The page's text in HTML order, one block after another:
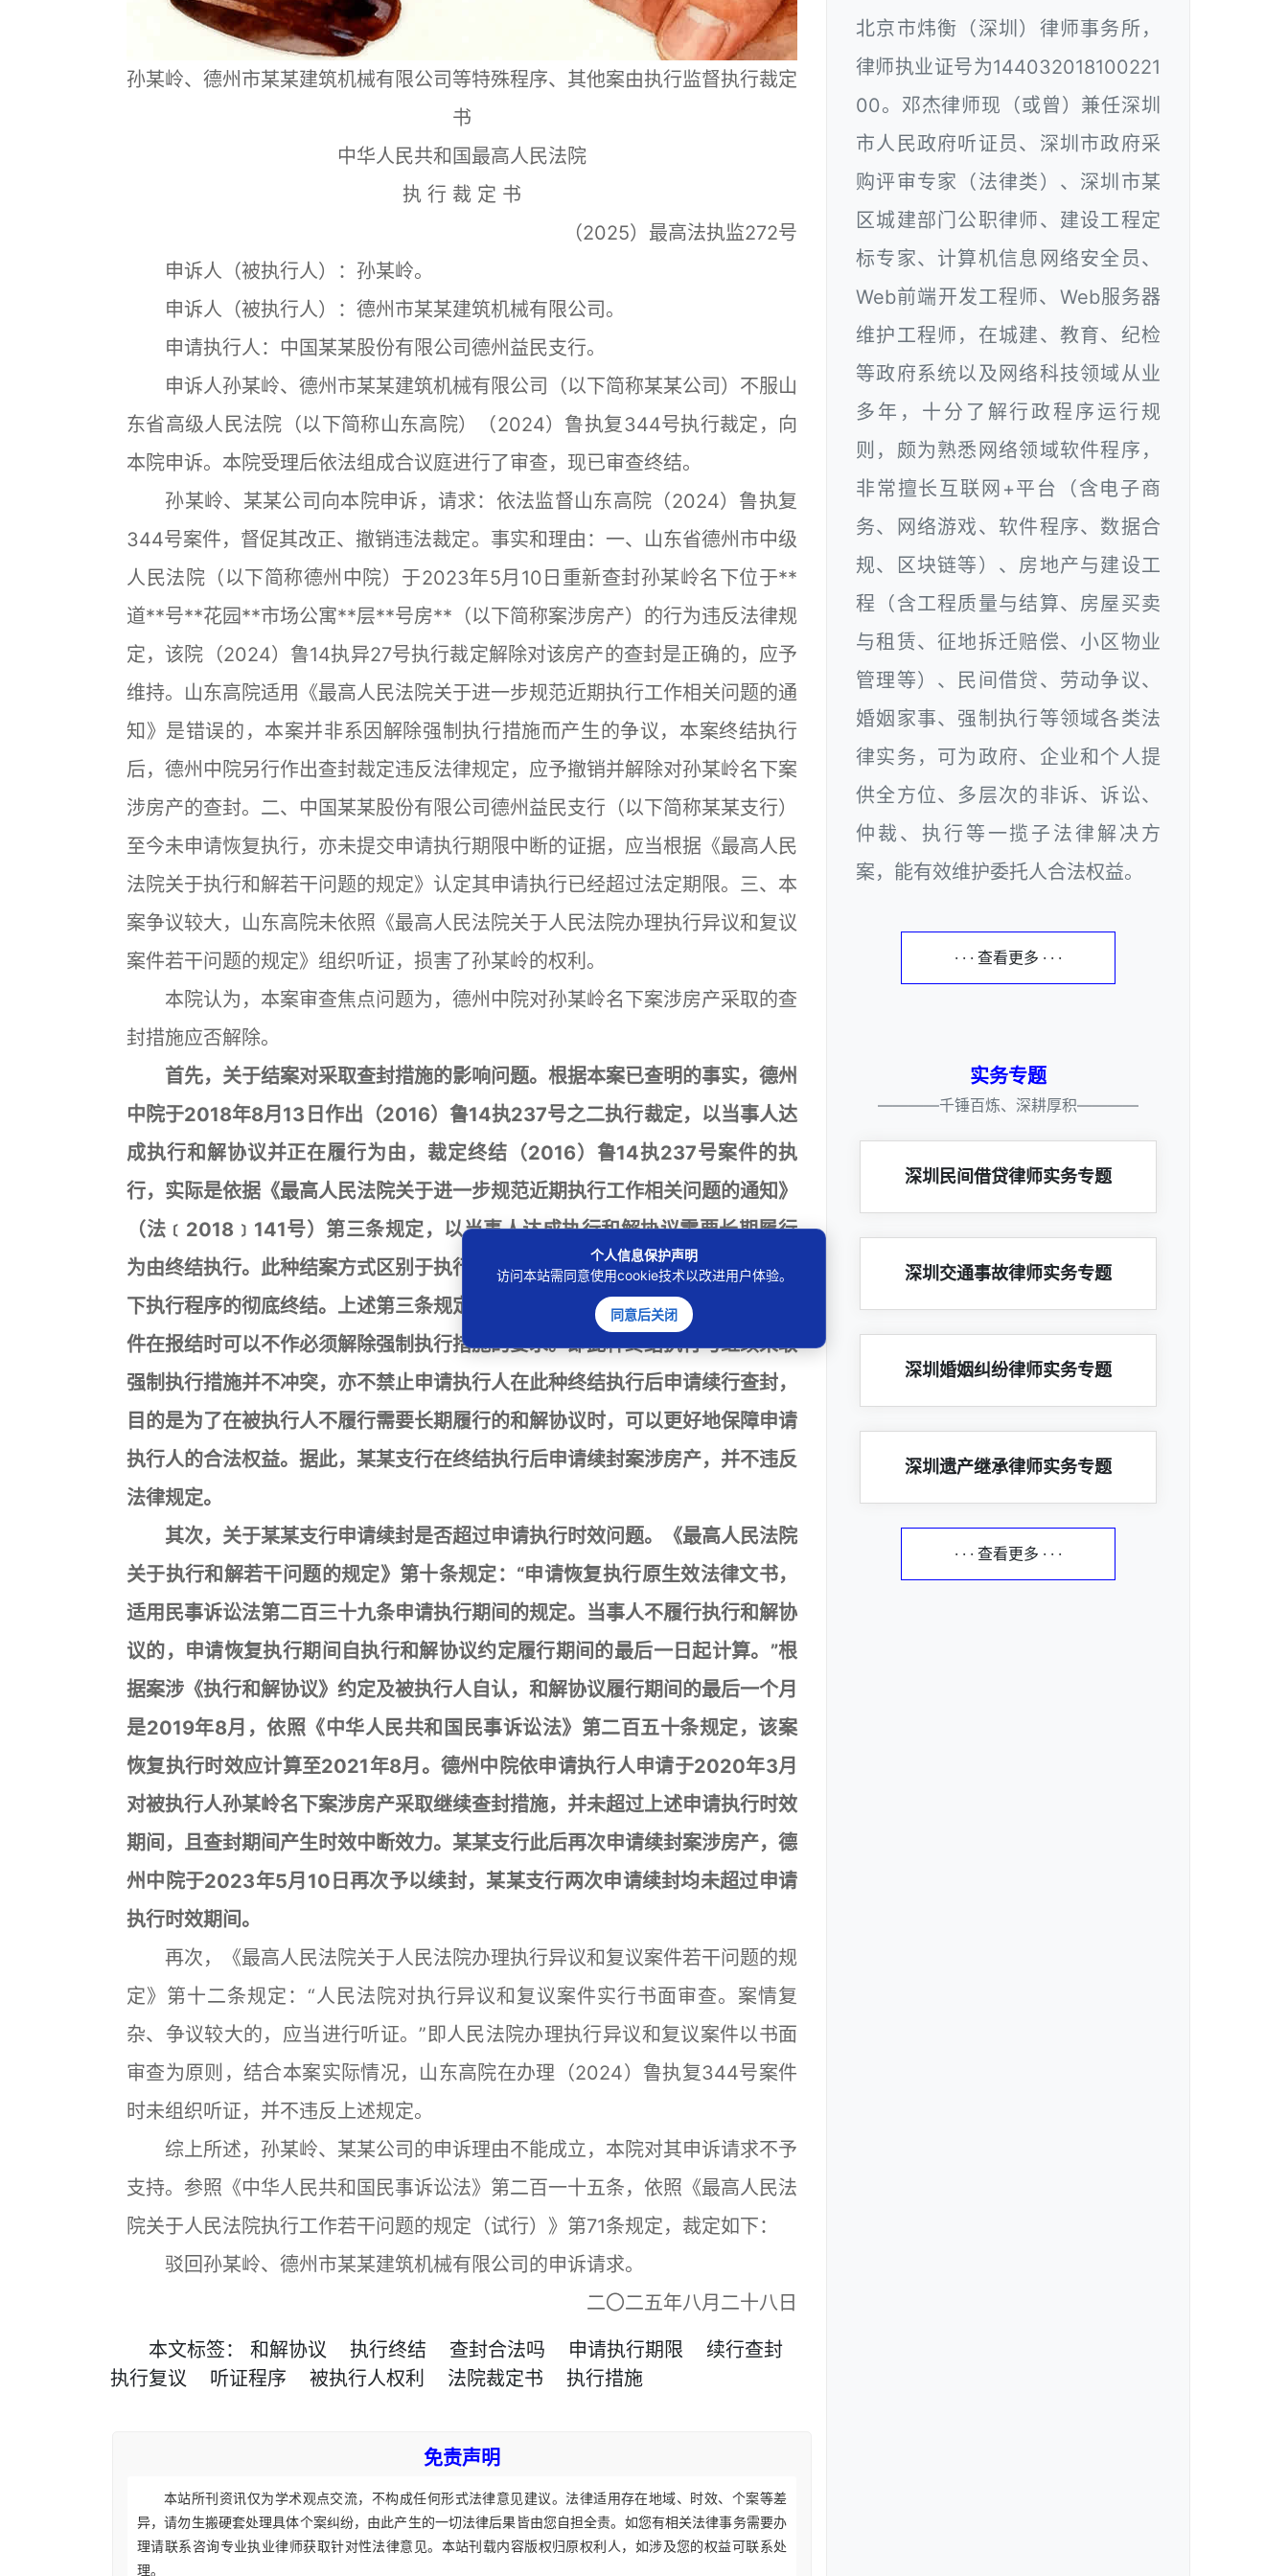
孙某岭、德州市某某建筑机械有限公司等特殊程序、其他案由执行监督执行裁定
书
中华人民共和国最高人民法院
执 行 裁 定 书
（2025）最高法执监272号
申诉人（被执行人）：孙某岭。
申诉人（被执行人）：德州市某某建筑机械有限公司。
申请执行人：中国某某股份有限公司德州益民支行。
申诉人孙某岭、德州市某某建筑机械有限公司（以下简称某某公司）不服山
东省高级人民法院（以下简称山东高院）（2024）鲁执复344号执行裁定，向
本院申诉。本院受理后依法组成合议庭进行了审查，现已审查终结。
孙某岭、某某公司向本院申诉，请求：依法监督山东高院（2024）鲁执复
344号案件，督促其改正、撤销违法裁定。事实和理由：一、山东省德州市中级
人民法院（以下简称德州中院）于2023年5月10日重新查封孙某岭名下位于**
道**号**花园**市场公寓**层**号房**（以下简称案涉房产）的行为违反法律规
定，该院（2024）鲁14执异27号执行裁定解除对该房产的查封是正确的，应予
维持。山东高院适用《最高人民法院关于进一步规范近期执行工作相关问题的通
知》是错误的，本案并非系因解除强制执行措施而产生的争议，本案终结执行
后，德州中院另行作出查封裁定违反法律规定，应予撤销并解除对孙某岭名下案
涉房产的查封。二、中国某某股份有限公司德州益民支行（以下简称某某支行）
至今未申请恢复执行，亦未提交申请执行期限中断的证据，应当根据《最高人民
法院关于执行和解若干问题的规定》认定其申请执行已经超过法定期限。三、本
案争议较大，山东高院未依照《最高人民法院关于人民法院办理执行异议和复议
案件若干问题的规定》组织听证，损害了孙某岭的权利。
本院认为，本案审查焦点问题为，德州中院对孙某岭名下案涉房产采取的查
封措施应否解除。
首先，关于结案对采取查封措施的影响问题。根据本案已查明的事实，德州
中院于2018年8月13日作出（2016）鲁14执237号之二执行裁定，以当事人达
成执行和解协议并正在履行为由，裁定终结（2016）鲁14执237号案件的执
行，实际是依据《最高人民法院关于进一步规范近期执行工作相关问题的通知》
（法﹝2018﹞141号）第三条规定，以当事人达成执行和解协议需要长期履行
为由终结执行。此种结案方式区别于执行完毕或申请执行人撤销执行申请等情形
下执行程序的彻底终结。上述第三条规定进一步规定：对该种情形终结执行的案
件在报结时可以不作必须解除强制执行措施的要求。即此种终结执行与继续采取
强制执行措施并不冲突，亦不禁止申请执行人在此种终结执行后申请续行查封，
目的是为了在被执行人不履行需要长期履行的和解协议时，可以更好地保障申请
执行人的合法权益。据此，某某支行在终结执行后申请续封案涉房产，并不违反
法律规定。
其次，关于某某支行申请续封是否超过申请执行时效问题。《最高人民法院
关于执行和解若干问题的规定》第十条规定：“申请恢复执行原生效法律文书，
适用民事诉讼法第二百三十九条申请执行期间的规定。当事人不履行执行和解协
议的，申请恢复执行期间自执行和解协议约定履行期间的最后一日起计算。”根
据案涉《执行和解协议》约定及被执行人自认，和解协议履行期间的最后一个月
是2019年8月，依照《中华人民共和国民事诉讼法》第二百五十条规定，该案
恢复执行时效应计算至2021年8月。德州中院依申请执行人申请于2020年3月
对被执行人孙某岭名下案涉房产采取继续查封措施，并未超过上述申请执行时效
期间，且查封期间产生时效中断效力。某某支行此后再次申请续封案涉房产，德
州中院于2023年5月10日再次予以续封，某某支行两次申请续封均未超过申请
执行时效期间。
再次，《最高人民法院关于人民法院办理执行异议和复议案件若干问题的规
定》第十二条规定：“人民法院对执行异议和复议案件实行书面审查。案情复
杂、争议较大的，应当进行听证。”即人民法院办理执行异议和复议案件以书面
审查为原则，结合本案实际情况，山东高院在办理（2024）鲁执复344号案件
时未组织听证，并不违反上述规定。
综上所述，孙某岭、某某公司的申诉理由不能成立，本院对其申诉请求不予
支持。参照《中华人民共和国民事诉讼法》第二百一十五条，依照《最高人民法
院关于人民法院执行工作若干问题的规定（试行）》第71条规定，裁定如下：
驳回孙某岭、德州市某某建筑机械有限公司的申诉请求。
二〇二五年八月二十八日
本文标签： 和解协议 执行终结 查封合法吗 申请执行期限
续行查封
执行复议
听证程序 被执行人权利 法院裁定书 执行措施
免责声明
本站所刊资讯仅为学术观点交流，不构成任何形式法律意见建议。法律适用存在地域、时效、个案等差
异，请勿生搬硬套处理具体个案纠纷，由此产生的一切法律后果皆由您自担全责。如您有相关法律事务需要办
理请联系咨询专业执业律师获取针对性法律意见。本站刊载内容版权归原权利人，如涉及您的权益可联系处
理。
北京市炜衡（深圳）律师事务所，
律师执业证号为144032018100221
00。邓杰律师现（或曾）兼任深圳
市人民政府听证员、深圳市政府采
购评审专家（法律类）、深圳市某
区城建部门公职律师、建设工程定
标专家、计算机信息网络安全员、
Web前端开发工程师、Web服务器
维护工程师，在城建、教育、纪检
等政府系统以及网络科技领域从业
多年，十分了解行政程序运行规
则，颇为熟悉网络领域软件程序，
非常擅长互联网+平台（含电子商
务、网络游戏、软件程序、数据合
规、区块链等）、房地产与建设工
程（含工程质量与结算、房屋买卖
与租赁、征地拆迁赔偿、小区物业
管理等）、民间借贷、劳动争议、
婚姻家事、强制执行等领域各类法
律实务，可为政府、企业和个人提
供全方位、多层次的非诉、诉讼、
仲裁、执行等一揽子法律解决方
案，能有效维护委托人合法权益。
· · · 查看更多 · · ·
实务专题
————千锤百炼、深耕厚积————
深圳民间借贷律师实务专题
深圳交通事故律师实务专题
深圳婚姻纠纷律师实务专题
深圳遗产继承律师实务专题
· · · 查看更多 · · ·
个人信息保护声明
访问本站需同意使用cookie技术以改进用户体验。
同意后关闭